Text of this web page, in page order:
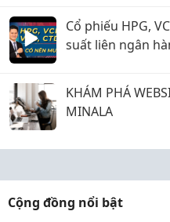
Cổ phiếu HPG,
suất liên ngân
KHÁM PHÁ
MINALA
Cộng đồng nổi bật